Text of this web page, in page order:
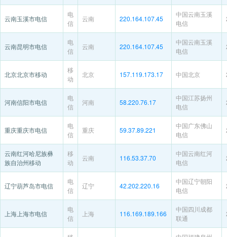
云南玉溪市电信
电
信
云南 220.164.107.45
中国云南玉溪
电信
云南昆明市电信
电
信
云南 220.164.107.45
中国云南玉溪
电信
北京北京市移动
移
动
北京 157.119.173.17 中国北京
河南信阳市电信
电
信
河南 58.220.76.17
中国江苏扬州
电信
重庆重庆市电信
电
信
重庆 59.37.89.221
中国广东佛山
电信
云南红河哈尼族彝
族自治州移动
移
动
云南 116.53.37.70
中国云南红河
电信
辽宁葫芦岛市电信
电
信
辽宁 42.202.220.16
中国辽宁朝阳
电信
上海上海市电信
电
信
上海 116.169.189.166
中国四川成都
联通